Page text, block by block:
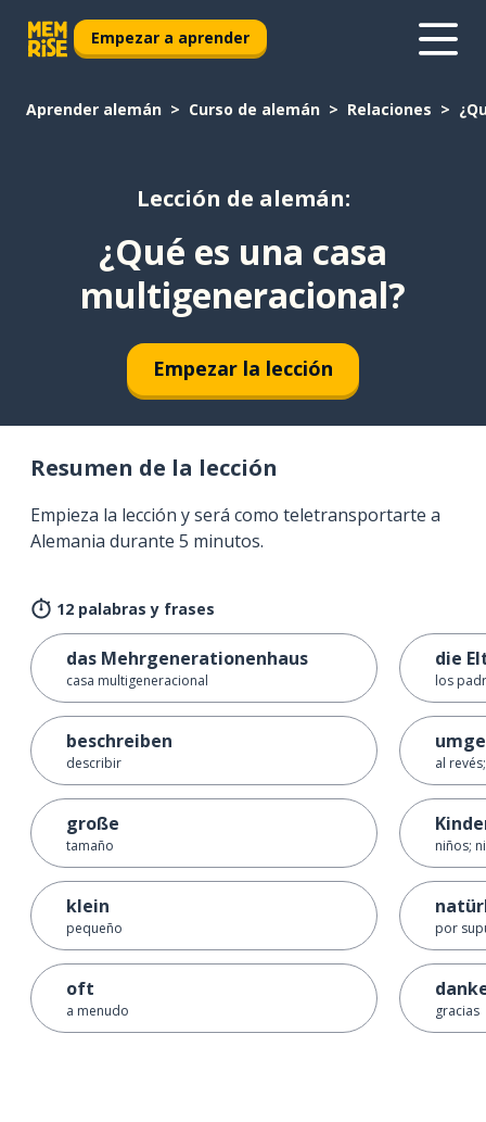
Empezar a aprender
Aprender alemán Curso de alemán Relaciones
Lección de alemán:
¿Qué es una casa
multigeneracional?
Empezar la lección
Resumen de la lección
Empieza la lección y será como teletransportarte a
Alemania durante 5 minutos.
12 palabras y frases
das Mehrgenerationenhaus
casa multigeneracional
beschreiben
describir
große
tamaño
klein
pequeño
oft
a menudo
die
los
al
niños;
por
gracias